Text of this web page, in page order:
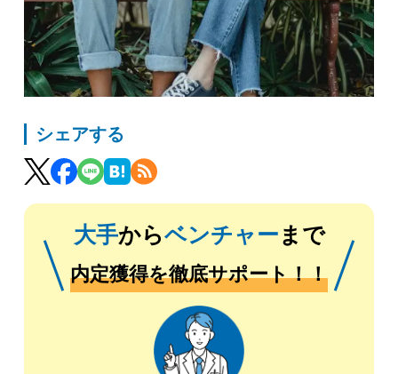
シェアする
大手からベンチャー まで
内定獲得を徹底サポート！！